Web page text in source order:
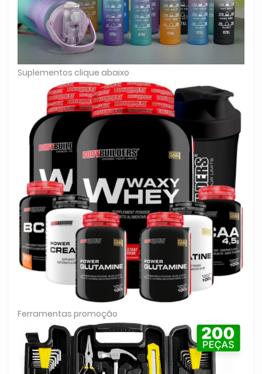
Suplementos clique abaixo
Ferramentas promoção